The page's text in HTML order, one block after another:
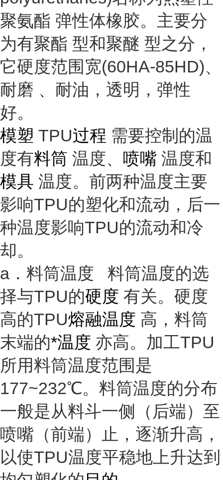
聚氨酯 弹性体橡胶。主要分
为有聚酯 型和聚醚 型之分，
它硬度范围宽(60HA-85HD)、
耐磨 、耐油，透明， 弹性
好。
模塑 TPU过程 需要控制的温
度有料筒 温度、 喷嘴 温度和
模具 温度。前两种温度主要
影响TPU的塑化和流动，后一
种温度影响TPU的流动和冷
却。
a．料筒温度 料筒温度的选
择与TPU的硬度 有关。硬度
高的TPU熔融温度 高，料筒
末端的*温度 亦高。加工TPU
所用料筒温度范围是
177~232℃。料筒温度的分布
一般是从料斗一侧（后端）至
喷嘴（前端）止，逐渐升高，
以使TPU温度平稳地上升达到